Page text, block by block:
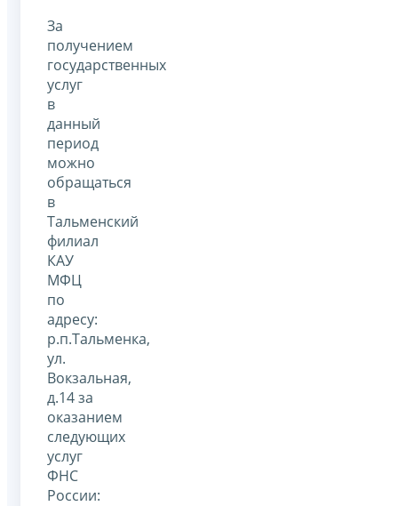
За
получением
государственных
услуг
в
данный
период
можно
обращаться
в
Тальменский
филиал
КАУ
МФЦ
по
адресу:
р.п.Тальменка,
ул.
Вокзальная,
д.14 за
оказанием
следующих
услуг
ФНС
России: